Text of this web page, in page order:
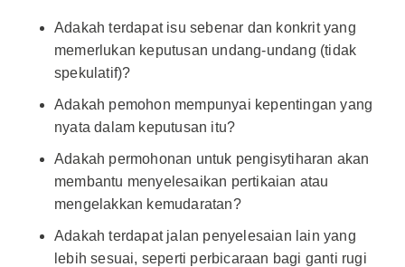
Adakah terdapat isu sebenar dan konkrit yang
memerlukan keputusan undang-undang (tidak
spekulatif)?
Adakah pemohon mempunyai kepentingan yang
nyata dalam keputusan itu?
Adakah permohonan untuk pengisytiharan akan
membantu menyelesaikan pertikaian atau
mengelakkan kemudaratan?
Adakah terdapat jalan penyelesaian lain yang
lebih sesuai, seperti perbicaraan bagi ganti rugi